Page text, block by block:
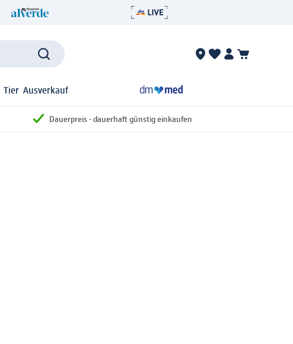
Tier Ausverkauf
Dauerpreis - dauerhaft günstig einkaufen